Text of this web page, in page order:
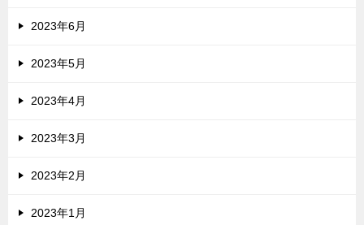
2023年6月
2023年5月
2023年4月
2023年3月
2023年2月
2023年1月